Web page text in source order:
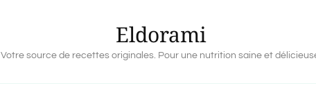
Eldorami
Votre source de recettes originales. Pour une nutrition saine et